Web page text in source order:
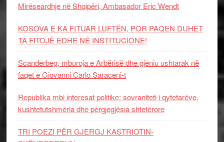
Mirëseardhje në Shqipëri, Ambasador Eric Wendt
KOSOVA E KA FITUAR LUFTËN, POR PAQEN DUHET
TA FITOJË EDHE NË INSTITUCIONE!
Scanderbeg, mburoja e Arbërisë dhe gjeniu ushtarak në
faqet e Giovanni Carlo Saraceni-t
Republika mbi interesat politike: sovraniteti i qytetarëve,
kushtetutshmëria dhe përgjegjësia shtetërore
TRI POEZI PËR GJERGJ KASTRIOTIN-